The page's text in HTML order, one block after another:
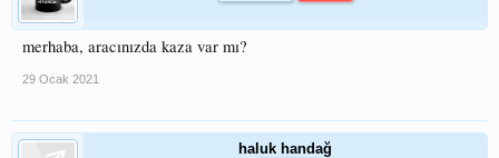
merhaba, aracınızda kaza var mı?
29 Ocak 2021
haluk handağ